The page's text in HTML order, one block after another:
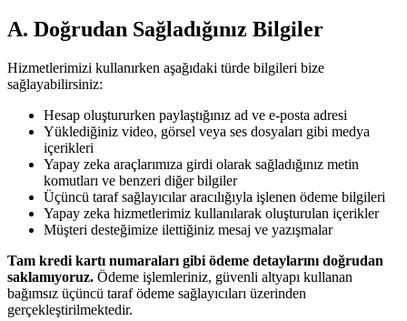
A. Doğrudan Sağladığınız Bilgiler
Hizmetlerimizi kullanırken aşağıdaki türde bilgileri bize
sağlayabilirsiniz:
Hesap oluştururken paylaştığınız ad ve e-posta adresi
Yüklediğiniz video, görsel veya ses dosyaları gibi medya
içerikleri
Yapay zeka araçlarımıza girdi olarak sağladığınız metin
komutları ve benzeri diğer bilgiler
Üçüncü taraf sağlayıcılar aracılığıyla işlenen ödeme bilgileri
Yapay zeka hizmetlerimiz kullanılarak oluşturulan içerikler
Müşteri desteğimize ilettiğiniz mesaj ve yazışmalar
Tam kredi kartı numaraları gibi ödeme detaylarını doğrudan
saklamıyoruz. Ödeme işlemleriniz, güvenli altyapı kullanan
bağımsız üçüncü taraf ödeme sağlayıcıları üzerinden
gerçekleştirilmektedir.